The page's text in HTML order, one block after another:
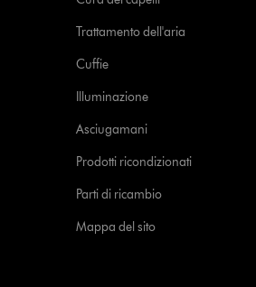
Trattamento dell'aria
Cuffie
Illuminazione
Asciugamani
Prodotti ricondizionati
Parti di ricambio
Mappa del sito